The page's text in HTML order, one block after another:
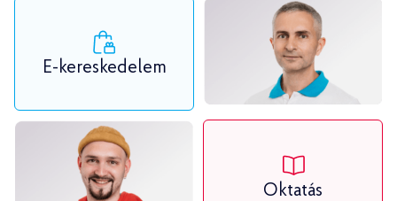
E-kereskedelem
Oktatás